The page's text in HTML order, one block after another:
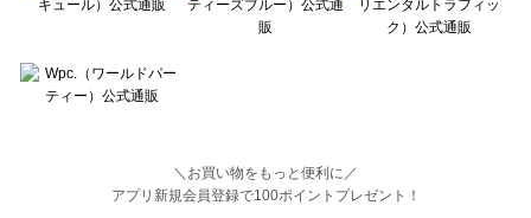
＼お買い物をもっと便利に／
アプリ新規会員登録で100ポイントプレゼント！